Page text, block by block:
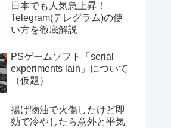
日本でも人気急上昇！
Telegram(テレグラム)の使
い方を徹底解説
PSゲームソフト「serial
experiments lain」について
（仮題）
揚げ物油で火傷したけど即
効で冷やしたら意外と平気